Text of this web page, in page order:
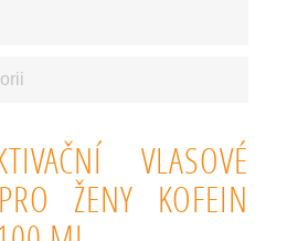
VLASOVÉ
ŽENY KOFEIN